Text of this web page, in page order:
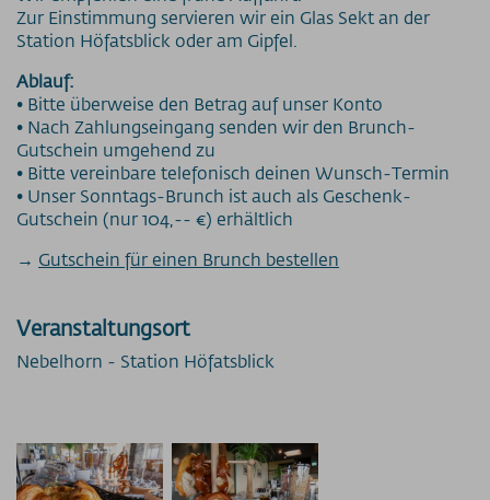
Zur Einstimmung servieren wir ein Glas Sekt an der
Station Höfatsblick oder am Gipfel.
Ablauf:
• Bitte überweise den Betrag auf unser Konto
• Nach Zahlungseingang senden wir den Brunch-
Gutschein umgehend zu
• Bitte vereinbare telefonisch deinen Wunsch-Termin
• Unser Sonntags-Brunch ist auch als Geschenk-
Gutschein (nur 104,-- €) erhältlich
→ Gutschein für einen Brunch bestellen
Veranstaltungsort
Nebelhorn - Station Höfatsblick